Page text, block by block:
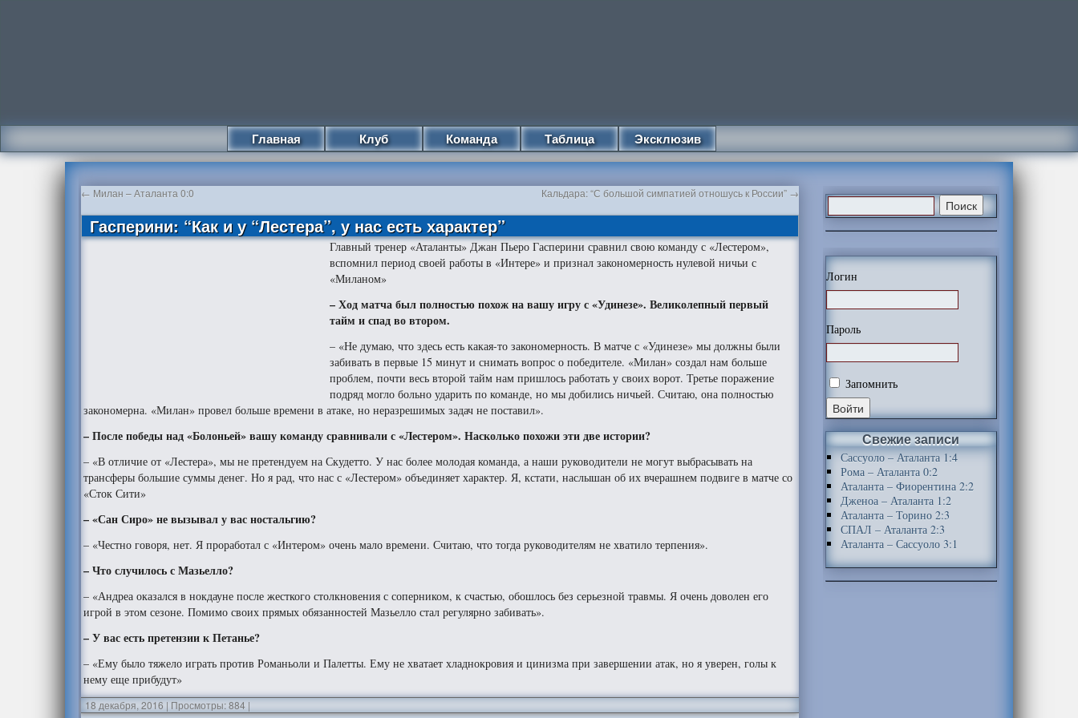
Главная Клуб Команда Таблица Эксклюзив
← Милан – Аталанта 0:0 Кальдара: “С большой симпатией отношусь к России” →
Гасперини: “Как и у “Лестера”, у нас есть характер”
Главный тренер «Аталанты» Джан Пьеро Гасперини сравнил свою команду с «Лестером»,
вспомнил период своей работы в «Интере» и признал закономерность нулевой ничьи с
«Миланом»
– Ход матча был полностью похож на вашу игру с «Удинезе». Великолепный первый
тайм и спад во втором.
– «Не думаю, что здесь есть какая-то закономерность. В матче с «Удинезе» мы должны были
забивать в первые 15 минут и снимать вопрос о победителе. «Милан» создал нам больше
проблем, почти весь второй тайм нам пришлось работать у своих ворот. Третье поражение
подряд могло больно ударить по команде, но мы добились ничьей. Считаю, она полностью
закономерна. «Милан» провел больше времени в атаке, но неразрешимых задач не поставил».
– После победы над «Болоньей» вашу команду сравнивали с «Лестером». Насколько похожи эти две истории?
– «В отличие от «Лестера», мы не претендуем на Скудетто. У нас более молодая команда, а наши руководители не могут выбрасывать на
трансферы большие суммы денег. Но я рад, что нас с «Лестером» объединяет характер. Я, кстати, наслышан об их вчерашнем подвиге в матче со
«Сток Сити»
– «Сан Сиро» не вызывал у вас ностальгию?
– «Честно говоря, нет. Я проработал с «Интером» очень мало времени. Считаю, что тогда руководителям не хватило терпения».
– Что случилось с Мазьелло?
– «Андреа оказался в нокдауне после жесткого столкновения с соперником, к счастью, обошлось без серьезной травмы. Я очень доволен его
игрой в этом сезоне. Помимо своих прямых обязанностей Мазьелло стал регулярно забивать».
– У вас есть претензии к Петанье?
– «Ему было тяжело играть против Романьоли и Палетты. Ему не хватает хладнокровия и цинизма при завершении атак, но я уверен, голы к
нему еще прибудут»
18 декабря, 2016 | Просмотры: 884 |
Логин
Пароль
Запомнить
Свежие записи
Сассуоло – Аталанта 1:4
Рома – Аталанта 0:2
Аталанта – Фиорентина 2:2
Дженоа – Аталанта 1:2
Аталанта – Торино 2:3
СПАЛ – Аталанта 2:3
Аталанта – Сассуоло 3:1